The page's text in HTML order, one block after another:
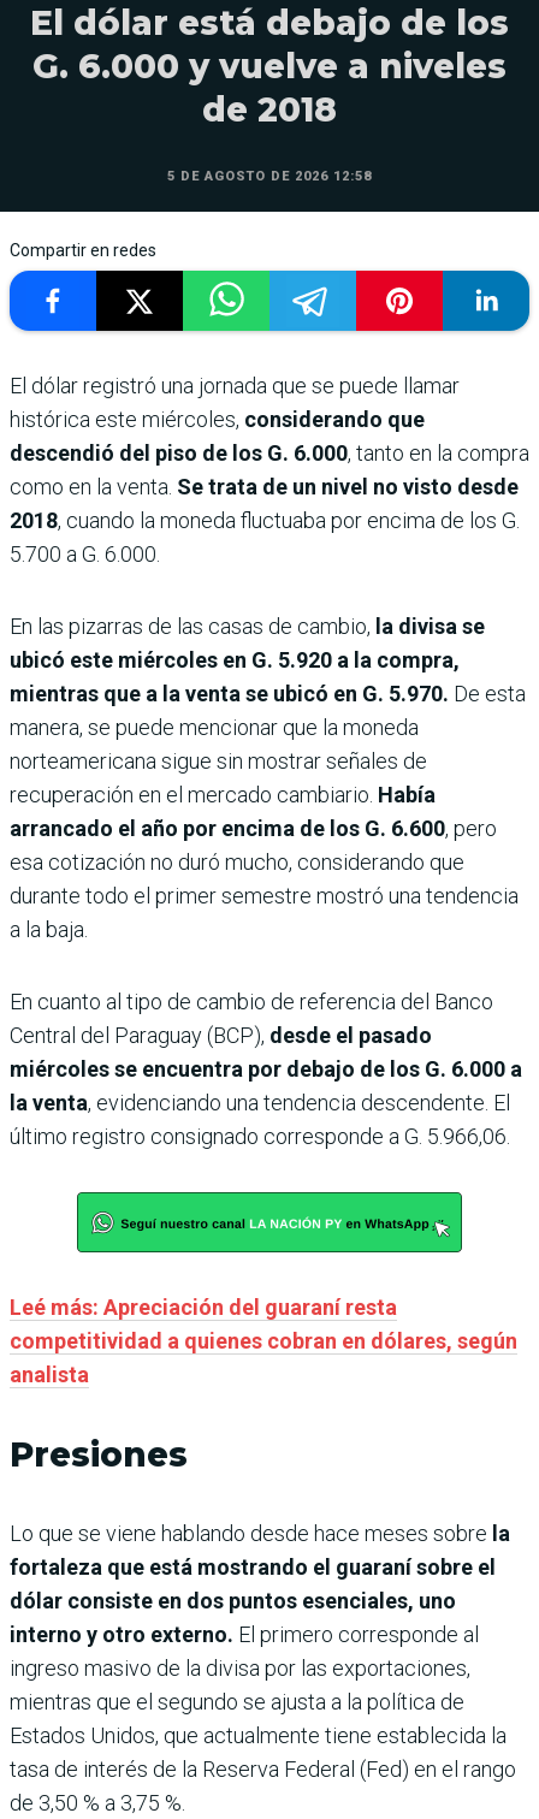
El dólar está debajo de los
G. 6.000 y vuelve a niveles
de 2018
5 DE AGOSTO DE 2026 12:58
Compartir en redes
El dólar registró una jornada que se puede llamar
histórica este miércoles, considerando que
descendió del piso de los G. 6.000, tanto en la compra
como en la venta. Se trata de un nivel no visto desde
2018, cuando la moneda fluctuaba por encima de los G.
5.700 a G. 6.000.
En las pizarras de las casas de cambio, la divisa se
ubicó este miércoles en G. 5.920 a la compra,
mientras que a la venta se ubicó en G. 5.970. De esta
manera, se puede mencionar que la moneda
norteamericana sigue sin mostrar señales de
recuperación en el mercado cambiario. Había
arrancado el año por encima de los G. 6.600, pero
esa cotización no duró mucho, considerando que
durante todo el primer semestre mostró una tendencia
a la baja.
En cuanto al tipo de cambio de referencia del Banco
Central del Paraguay (BCP), desde el pasado
miércoles se encuentra por debajo de los G. 6.000 a
la venta, evidenciando una tendencia descendente. El
último registro consignado corresponde a G. 5.966,06.
Leé más: Apreciación del guaraní resta
competitividad a quienes cobran en dólares, según
analista
Presiones
Lo que se viene hablando desde hace meses sobre la
fortaleza que está mostrando el guaraní sobre el
dólar consiste en dos puntos esenciales, uno
interno y otro externo. El primero corresponde al
ingreso masivo de la divisa por las exportaciones,
mientras que el segundo se ajusta a la política de
Estados Unidos, que actualmente tiene establecida la
tasa de interés de la Reserva Federal (Fed) en el rango
de 3,50 % a 3,75 %.